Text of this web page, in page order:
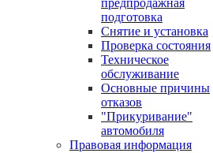
предпродажная
подготовка
Снятие и установка
Проверка состояния
Техническое
обслуживание
Основные причины
отказов
"Прикуривание"
автомобиля
Правовая информация